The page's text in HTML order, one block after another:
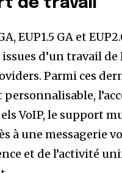
de travail
EUP1.5 GA et
d’un travail de
Parmi ces
personnalisable,
VoIP, le support
à une messagerie
et de l’activité